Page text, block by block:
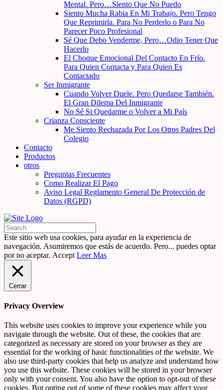
Mental. Pero…Siento Que No Puedo
Siento Mucha Rabia En Mi Trabajo. Pero Tengo
Que Reprimirla. Para No Perderlo o Para No
Parecer Poco Profesional
Sé Que Debo Venderme, Pero…Odio Tener Que
Hacerlo
El Choque Emocional Del Contacto En Frío.
Para Quien Contacta y Para Quien Es
Contactado
Ser Inmigrante
Cuando Volver Duele. Pero Quedarse También.
El Gran Dilema Del Inmigrante
No Sé Si Quedarme o Volver a Mi País
Crianza Consciente
Me Siento Rechazada Por Los Otros Padres Del
Colegio
Contacto
Productos
otros
Preguntas Frecuentes
Como Realizar El Pago
Aviso Legal Reglamento General De Protección de
Datos (RGPD)
Este sitio web usa cookies, para ayudar en la experiencia de
navegación. Asumiremos que estás de acuerdo. Pero... puedes optar
por no aceptar. Accept Leer Mas
Cerrar
Privacy Overview
This website uses cookies to improve your experience while you
navigate through the website. Out of these, the cookies that are
categorized as necessary are stored on your browser as they are
essential for the working of basic functionalities of the website. We
also use third-party cookies that help us analyze and understand how
you use this website. These cookies will be stored in your browser
only with your consent. You also have the option to opt-out of these
cookies. But opting out of some of these cookies may affect your